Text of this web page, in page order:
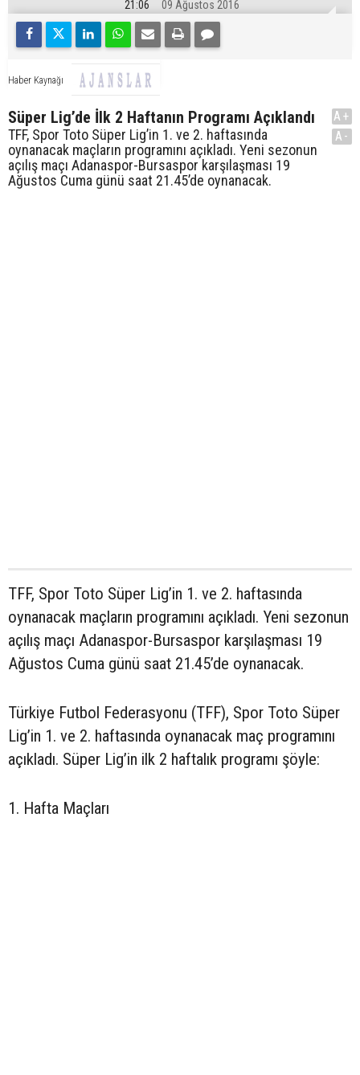
21:06 09 Ağustos 2016
Haber Kaynağı
Süper Lig’de İlk 2 Haftanın Programı Açıklandı
TFF, Spor Toto Süper Lig’in 1. ve 2. haftasında
oynanacak maçların programını açıkladı. Yeni sezonun
açılış maçı Adanaspor-Bursaspor karşılaşması 19
Ağustos Cuma günü saat 21.45’de oynanacak.
A+
A-
TFF, Spor Toto Süper Lig’in 1. ve 2. haftasında
oynanacak maçların programını açıkladı. Yeni sezonun
açılış maçı Adanaspor-Bursaspor karşılaşması 19
Ağustos Cuma günü saat 21.45’de oynanacak.
Türkiye Futbol Federasyonu (TFF), Spor Toto Süper
Lig’in 1. ve 2. haftasında oynanacak maç programını
açıkladı. Süper Lig’in ilk 2 haftalık programı şöyle:
1. Hafta Maçları